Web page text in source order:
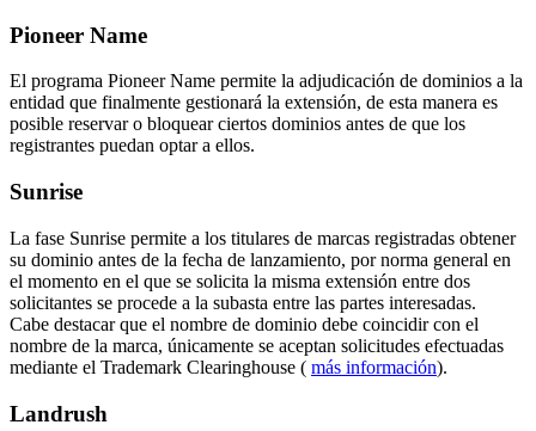
Pioneer Name
El programa Pioneer Name permite la adjudicación de dominios a la
entidad que finalmente gestionará la extensión, de esta manera es
posible reservar o bloquear ciertos dominios antes de que los
registrantes puedan optar a ellos.
Sunrise
La fase Sunrise permite a los titulares de marcas registradas obtener
su dominio antes de la fecha de lanzamiento, por norma general en
el momento en el que se solicita la misma extensión entre dos
solicitantes se procede a la subasta entre las partes interesadas.
Cabe destacar que el nombre de dominio debe coincidir con el
nombre de la marca, únicamente se aceptan solicitudes efectuadas
mediante el Trademark Clearinghouse ( más información).
Landrush